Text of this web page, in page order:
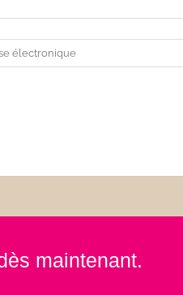
maintenant.